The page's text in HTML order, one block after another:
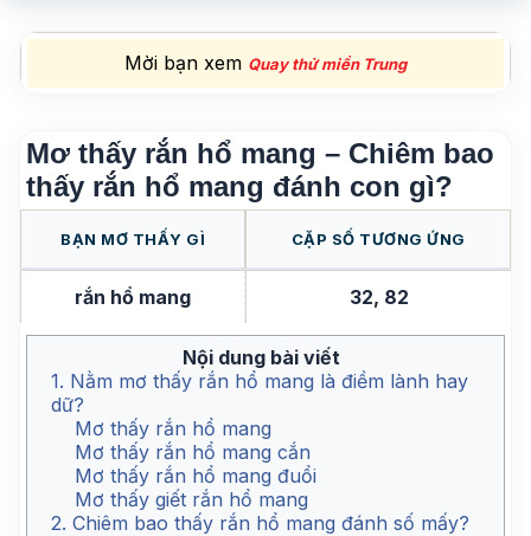
Mời bạn xem Quay thử miền Trung
Mơ thấy rắn hổ mang – Chiêm bao
thấy rắn hổ mang đánh con gì?
BẠN MƠ THẤY GÌ CẶP SỐ TƯƠNG ỨNG
rắn hổ mang 32, 82
Nội dung bài viết
1. Nằm mơ thấy rắn hổ mang là điềm lành hay
dữ?
Mơ thấy rắn hổ mang
Mơ thấy rắn hổ mang cắn
Mơ thấy rắn hổ mang đuổi
Mơ thấy giết rắn hổ mang
2. Chiêm bao thấy rắn hổ mang đánh số mấy?